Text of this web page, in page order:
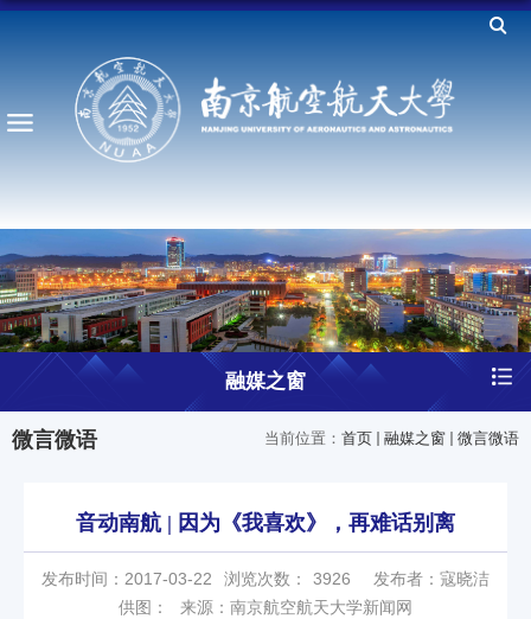
融媒之窗
当前位置： 首页 融媒之窗 微言微语
微言微语
音动南航 | 因为《我喜欢》，再难话别离
发布时间：2017-03-22 浏览次数： 3926
发布者：寇晓洁
供图：
来源：南京航空航天大学新闻网